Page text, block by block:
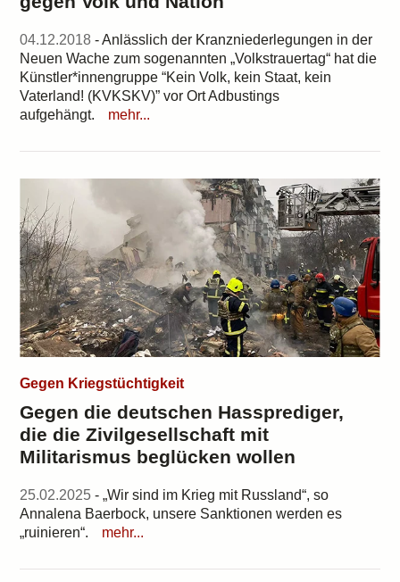
04.12.2018 - Anlässlich der Kranzniederlegungen in der
Neuen Wache zum sogenannten „Volkstrauertag“ hat die
Künstler*innengruppe “Kein Volk, kein Staat, kein
Vaterland! (KVKSKV)” vor Ort Adbustings
aufgehängt.
mehr...
Gegen Kriegstüchtigkeit
Gegen die deutschen Hassprediger,
die die Zivilgesellschaft mit
Militarismus beglücken wollen
25.02.2025 - „Wir sind im Krieg mit Russland“, so
Annalena Baerbock, unsere Sanktionen werden es
„ruinieren“.
mehr...